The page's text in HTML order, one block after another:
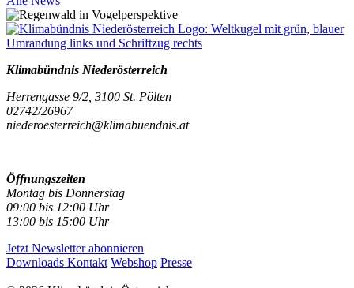
Klimabündnis Niederösterreich
Herrengasse 9/2, 3100 St. Pölten
02742/26967
niederoesterreich@klimabuendnis.at
Öffnungszeiten
Montag bis Donnerstag
09:00 bis 12:00 Uhr
13:00 bis 15:00 Uhr
Jetzt Newsletter abonnieren
Downloads Kontakt Webshop Presse